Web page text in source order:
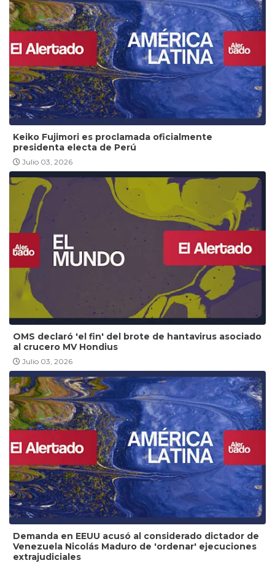
Keiko Fujimori es proclamada oficialmente
presidenta electa de Perú
Julio 03, 2026
OMS declaró 'el fin' del brote de hantavirus asociado
al crucero MV Hondius
Julio 03, 2026
Demanda en EEUU acusó al considerado dictador de
Venezuela Nicolás Maduro de 'ordenar' ejecuciones
extrajudiciales